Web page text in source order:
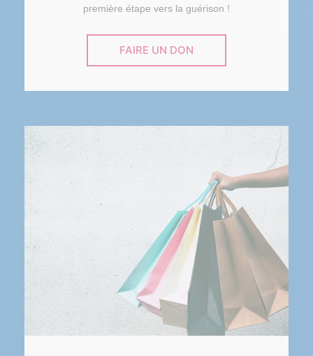
première étape vers la guérison !
FAIRE UN DON